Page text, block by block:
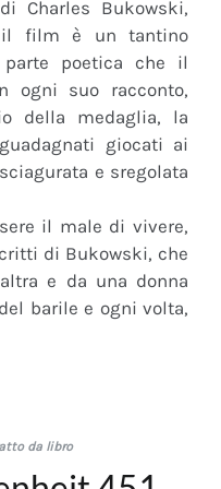
Charles Bukowski,
il film è un tantino
parte poetica che il
ogni suo racconto,
della medaglia, la
giocati ai
e sregolata
il male di vivere,
di Bukowski, che
e da una donna
barile e ogni volta,
da libro